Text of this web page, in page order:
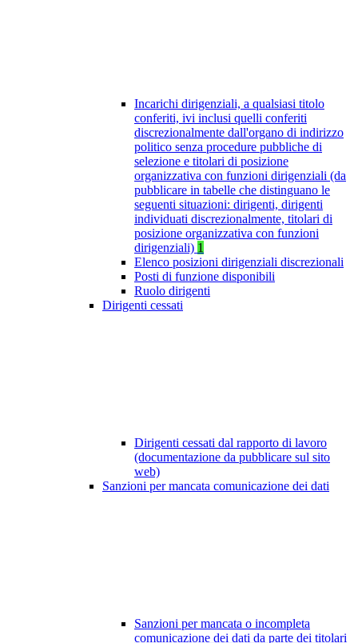
Incarichi dirigenziali, a qualsiasi titolo
conferiti, ivi inclusi quelli conferiti
discrezionalmente dall'organo di indirizzo
politico senza procedure pubbliche di
selezione e titolari di posizione
organizzativa con funzioni dirigenziali (da
pubblicare in tabelle che distinguano le
seguenti situazioni: dirigenti, dirigenti
individuati discrezionalmente, titolari di
posizione organizzativa con funzioni
dirigenziali) 1
Elenco posizioni dirigenziali discrezionali
Posti di funzione disponibili
Ruolo dirigenti
Dirigenti cessati
Dirigenti cessati dal rapporto di lavoro
(documentazione da pubblicare sul sito
web)
Sanzioni per mancata comunicazione dei dati
Sanzioni per mancata o incompleta
comunicazione dei dati da parte dei titolari